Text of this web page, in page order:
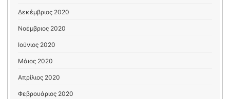
Δεκέμβριος 2020
Νοέμβριος 2020
Ιούνιος 2020
Μάιος 2020
Απρίλιος 2020
Φεβρουάριος 2020